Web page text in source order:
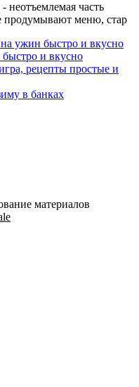
неотъемлемая часть
продумывают меню, стар
на ужин быстро и вкусно
и вкусно
рецепты простые и
в банках
материалов